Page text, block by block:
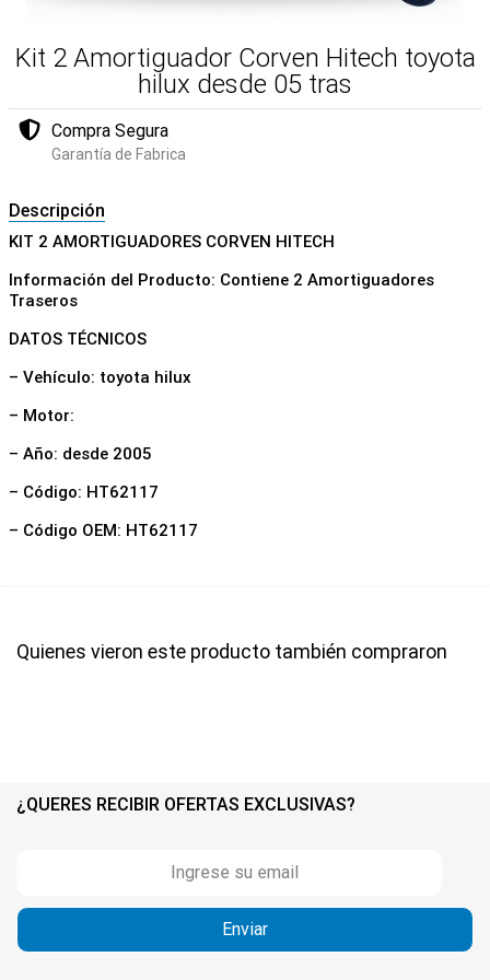
Kit 2 Amortiguador Corven Hitech toyota
hilux desde 05 tras
Compra Segura
Garantía de Fabrica
Descripción
KIT 2 AMORTIGUADORES CORVEN HITECH
Información del Producto: Contiene 2 Amortiguadores
Traseros
DATOS TÉCNICOS
– Vehículo: toyota hilux
– Motor:
– Año: desde 2005
– Código: HT62117
– Código OEM: HT62117
Quienes vieron este producto también compraron
¿QUERES RECIBIR OFERTAS EXCLUSIVAS?